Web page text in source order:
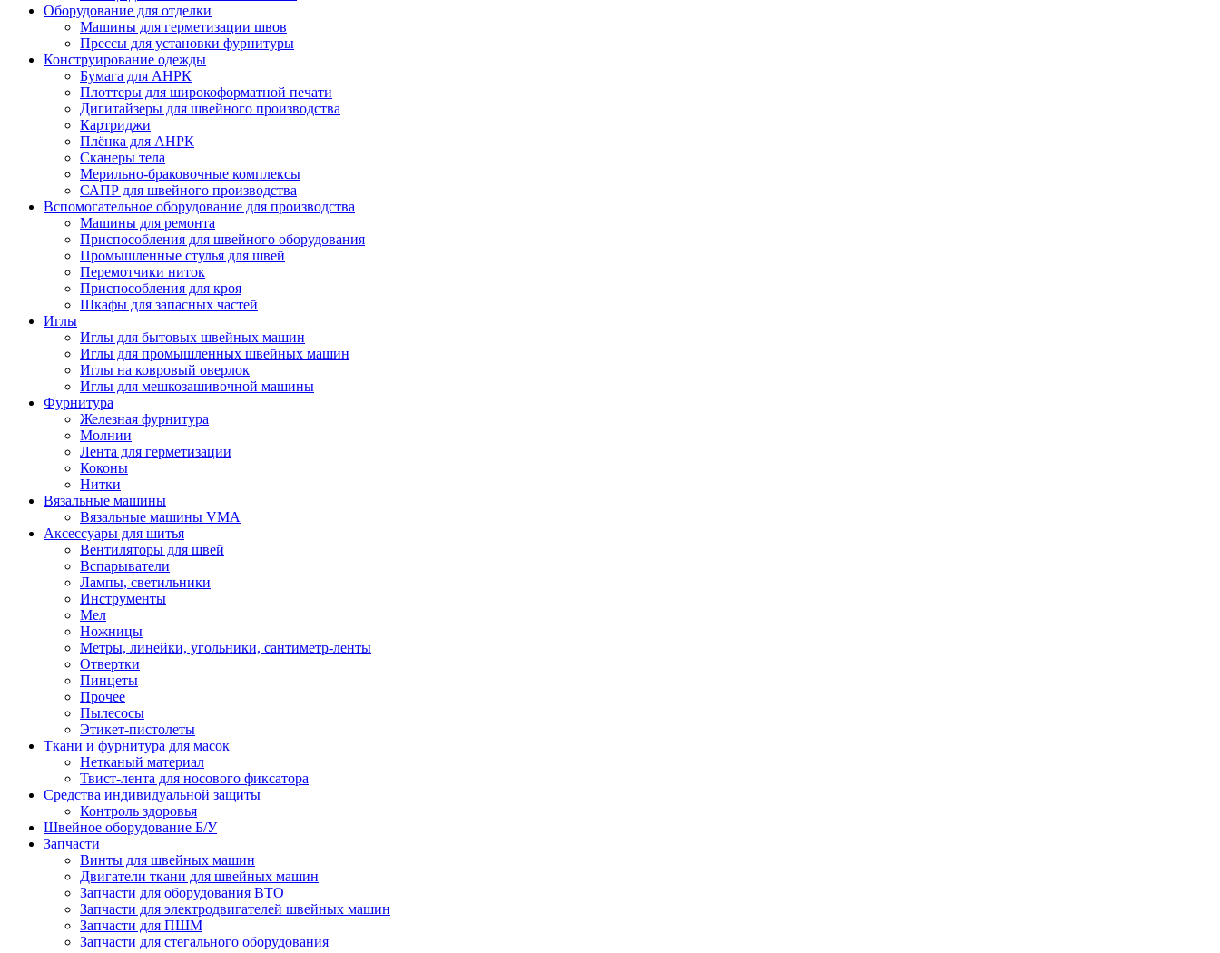
Оборудование для отделки
Машины для герметизации швов
Прессы для установки фурнитуры
Конструирование одежды
Бумага для АНРК
Плоттеры для широкоформатной печати
Дигитайзеры для швейного производства
Картриджи
Плёнка для АНРК
Сканеры тела
Мерильно-браковочные комплексы
САПР для швейного производства
Вспомогательное оборудование для производства
Машины для ремонта
Приспособления для швейного оборудования
Промышленные стулья для швей
Перемотчики ниток
Приспособления для кроя
Шкафы для запасных частей
Иглы
Иглы для бытовых швейных машин
Иглы для промышленных швейных машин
Иглы на ковровый оверлок
Иглы для мешкозашивочной машины
Фурнитура
Железная фурнитура
Молнии
Лента для герметизации
Коконы
Нитки
Вязальные машины
Вязальные машины VMA
Аксессуары для шитья
Вентиляторы для швей
Вспарыватели
Лампы, светильники
Инструменты
Мел
Ножницы
Метры, линейки, угольники, сантиметр-ленты
Отвертки
Пинцеты
Прочее
Пылесосы
Этикет-пистолеты
Ткани и фурнитура для масок
Нетканый материал
Твист-лента для носового фиксатора
Средства индивидуальной защиты
Контроль здоровья
Швейное оборудование Б/У
Запчасти
Винты для швейных машин
Двигатели ткани для швейных машин
Запчасти для оборудования ВТО
Запчасти для электродвигателей швейных машин
Запчасти для ПШМ
Запчасти для стегального оборудования